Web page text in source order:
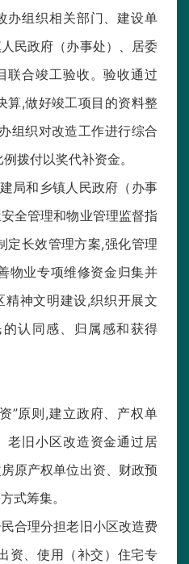
办组织相关部门、建设单
民政府（办事处）、居委
联合竣工验收。验收通过
算,做好竣工项目的资料整
组织对改造工作进行综合
拨付以奖代补资金。
局和乡镇人民政府（办事
全管理和物业管理监督指
定长效管理方案,强化管理
物业专项维修资金归集并
神文明建设,织织开展文
认同感、归属感和获得
”原则,建立政府、产权单
老旧小区改造资金通过居
原产权单位出资、财政预
式筹集。
民合理分担老旧小区改造费
资、使用（补交）住宅专